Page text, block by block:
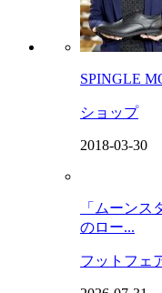
SPINGLE
ショップ
2018-03-30
「ムーン
のロー...
フットフェ